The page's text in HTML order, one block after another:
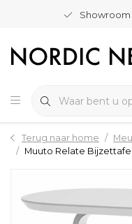
Showroom
Terug naar home
Muuto Relate